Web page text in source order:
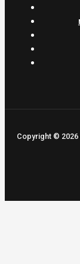
Copyright ©